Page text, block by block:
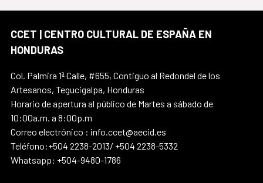
CCET | CENTRO CULTURAL DE ESPAÑA EN
HONDURAS
Col. Palmira 1ª Calle, #655, Contiguo al Redondel de los
Artesanos, Tegucigalpa, Honduras
Horario de apertura al público de Martes a sábado de
10:00a.m. a 8:00p.m
Correo electrónico : info.ccet@aecid.es
Teléfono:+504 2238-2013/ +504 2238-5332
Whatsapp: +504-9480-1786